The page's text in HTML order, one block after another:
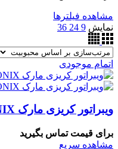
مشاهده فیلترها
نمایش 9
24
36
اتمام موجودی
ویبراتور کریزی مارک SONIX
برای قیمت تماس بگیرید
مشاهده سریع